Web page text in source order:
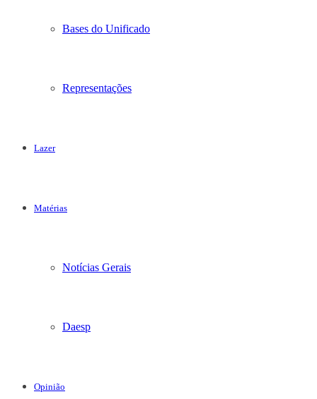
Bases do Unificado
Representações
Lazer
Matérias
Notícias Gerais
Daesp
Opinião